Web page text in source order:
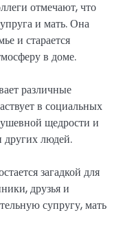
отмечают, что
и мать. Она
и старается
в доме.
различные
в социальных
щедрости и
других людей.
загадкой для
друзья и
супругу, мать